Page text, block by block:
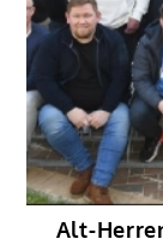
Alt-